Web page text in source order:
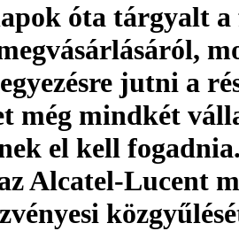
óta tárgyalt
jutni a
még mindkét
el kell
Alcatel-Lucent